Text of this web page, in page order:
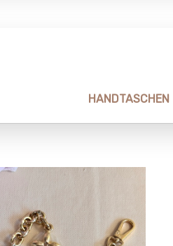
HANDTASCHEN